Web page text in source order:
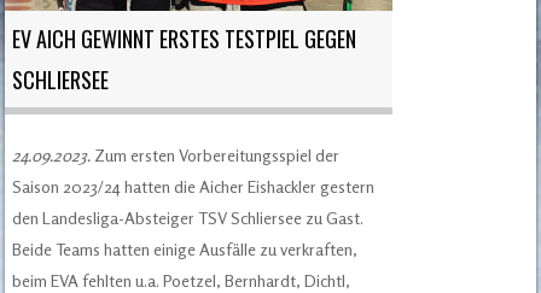
EV AICH GEWINNT ERSTES TESTPIEL GEGEN
SCHLIERSEE
24.09.2023. Zum ersten Vorbereitungsspiel der
Saison 2023/24 hatten die Aicher Eishackler gestern
den Landesliga-Absteiger TSV Schliersee zu Gast.
Beide Teams hatten einige Ausfälle zu verkraften,
beim EVA fehlten u.a. Poetzel, Bernhardt, Dichtl,